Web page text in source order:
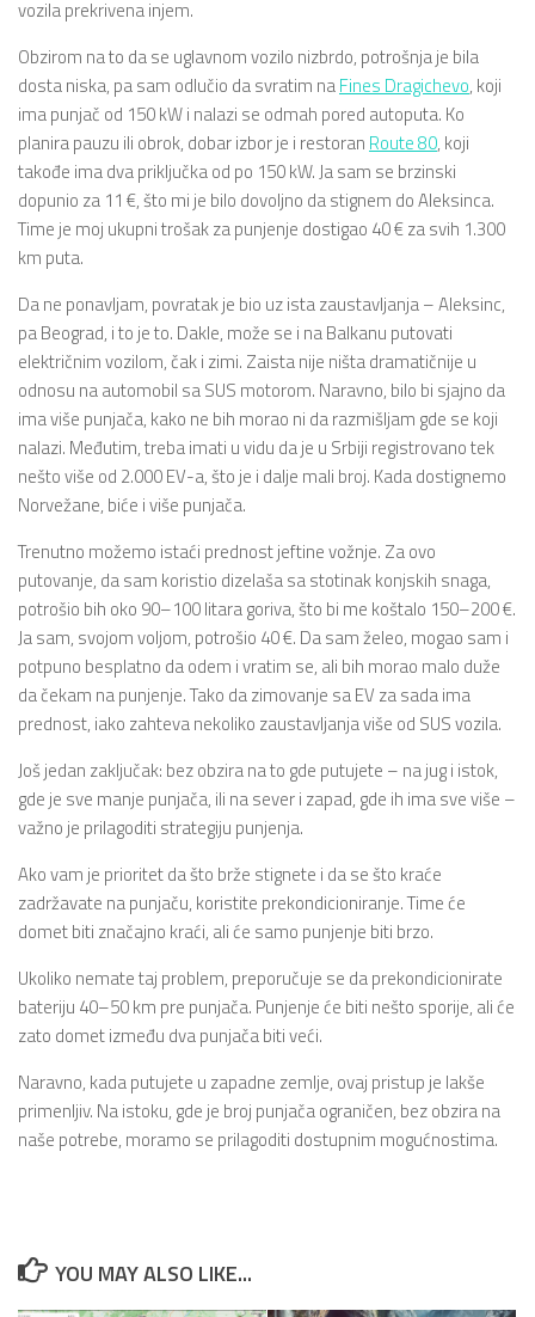
vozila prekrivena injem.
Obzirom na to da se uglavnom vozilo nizbrdo, potrošnja je bila
dosta niska, pa sam odlučio da svratim naFines Dragichevo, koji
ima punjač od 150 kW i nalazi se odmah pored autoputa. Ko
planira pauzu ili obrok, dobar izbor je i restoran Route 80, koji
takođe ima dva priključka od po 150 kW. Ja sam se brzinski
dopunio za 11 €, što mi je bilo dovoljno da stignem do Aleksinca.
Time je moj ukupni trošak za punjenje dostigao 40 € za svih 1.300
km puta.
Da ne ponavljam, povratak je bio uz ista zaustavljanja – Aleksinc,
pa Beograd, i to je to. Dakle, može se i na Balkanu putovati
električnim vozilom, čak i zimi. Zaista nije ništa dramatičnije u
odnosu na automobil sa SUS motorom. Naravno, bilo bi sjajno da
ima više punjača, kako ne bih morao ni da razmišljam gde se koji
nalazi. Međutim, treba imati u vidu da je u Srbiji registrovano tek
nešto više od 2.000 EV-a, što je i dalje mali broj. Kada dostignemo
Norvežane, biće i više punjača.
Trenutno možemo istaći prednost jeftine vožnje. Za ovo
putovanje, da sam koristio dizelaša sa stotinak konjskih snaga,
potrošio bih oko 90–100 litara goriva, što bi me koštalo 150–200 €.
Ja sam, svojom voljom, potrošio 40 €. Da sam želeo, mogao sam i
potpuno besplatno da odem i vratim se, ali bih morao malo duže
da čekam na punjenje. Tako da zimovanje sa EV za sada ima
prednost, iako zahteva nekoliko zaustavljanja više od SUS vozila.
Još jedan zaključak: bez obzira na to gde putujete – na jug i istok,
gde je sve manje punjača, ili na sever i zapad, gde ih ima sve više –
važno je prilagoditi strategiju punjenja.
Ako vam je prioritet da što brže stignete i da se što kraće
zadržavate na punjaču, koristite prekondicioniranje. Time će
domet biti značajno kraći, ali će samo punjenje biti brzo.
Ukoliko nemate taj problem, preporučuje se da prekondicionirate
bateriju 40–50 km pre punjača. Punjenje će biti nešto sporije, ali će
zato domet između dva punjača biti veći.
Naravno, kada putujete u zapadne zemlje, ovaj pristup je lakše
primenljiv. Na istoku, gde je broj punjača ograničen, bez obzira na
naše potrebe, moramo se prilagoditi dostupnim mogućnostima.
YOU MAY ALSO LIKE...